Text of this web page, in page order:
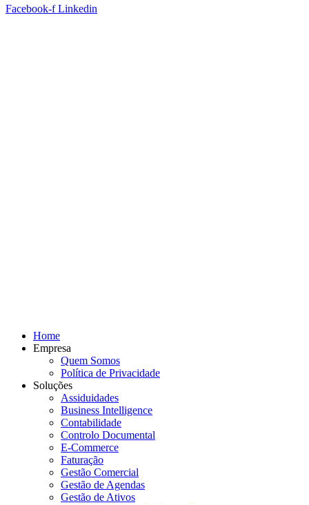
Facebook-f Linkedin
Home
Empresa
Quem Somos
Política de Privacidade
Soluções
Assiduidades
Business Intelligence
Contabilidade
Controlo Documental
E-Commerce
Faturação
Gestão Comercial
Gestão de Agendas
Gestão de Ativos